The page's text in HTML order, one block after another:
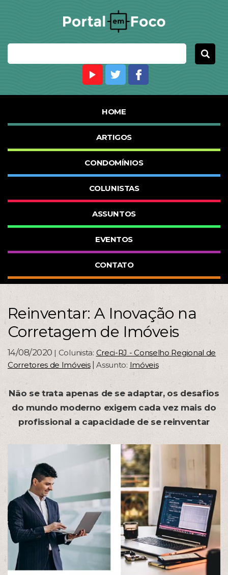
HOME
ARTIGOS
CONDOMÍNIOS
COLUNISTAS
ASSUNTOS
EVENTOS
CONTATO
Reinventar: A Inovação na
Corretagem de Imóveis
14/08/2020 | Colunista: Creci-RJ - Conselho Regional de
Corretores de Imóveis|Assunto: Imóveis
Não se trata apenas de se adaptar, os desafios
do mundo moderno exigem cada vez mais do
profissional a capacidade de se reinventar